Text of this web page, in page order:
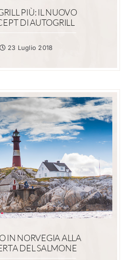
PIÙ: IL NUOVO
DI AUTOGRILL
23 Luglio 2018
IN NORVEGIA ALLA
DEL SALMONE